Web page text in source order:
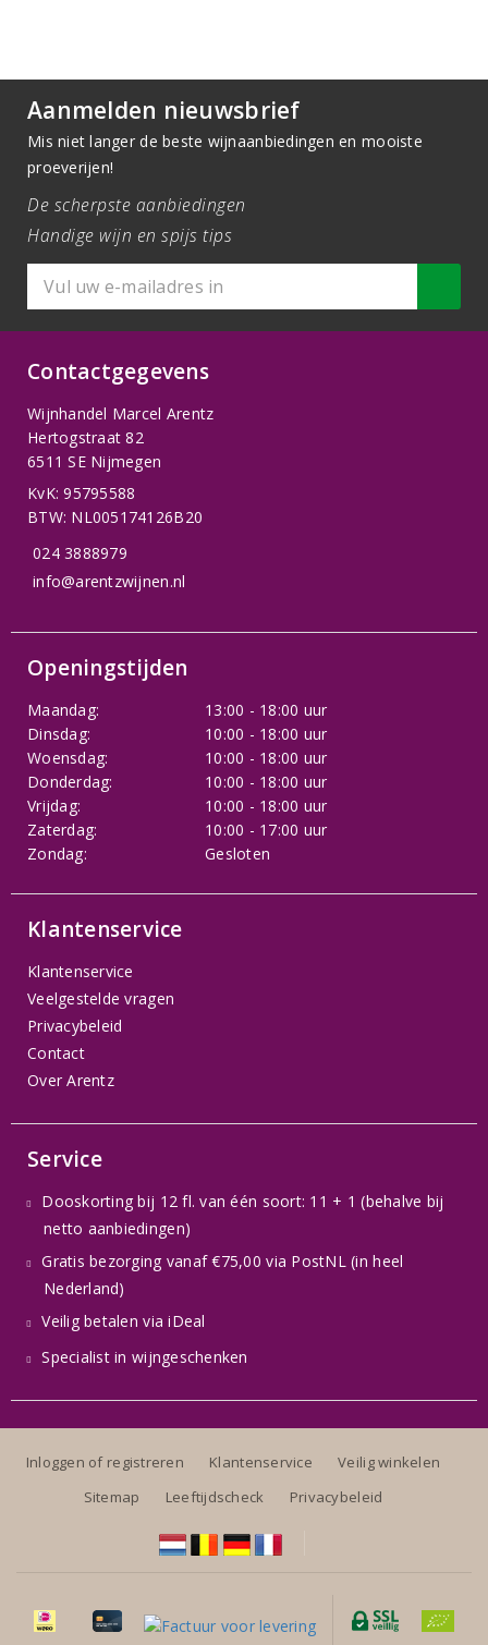
Aanmelden nieuwsbrief
Mis niet langer de beste wijnaanbiedingen en mooiste
proeverijen!
De scherpste aanbiedingen
Handige wijn en spijs tips
Contactgegevens
Wijnhandel Marcel Arentz
Hertogstraat 82
6511 SE Nijmegen
KvK: 95795588
BTW: NL005174126B20
024 3888979
info@arentzwijnen.nl
Openingstijden
Maandag:
13:00 - 18:00 uur
Dinsdag:
10:00 - 18:00 uur
Woensdag:
10:00 - 18:00 uur
Donderdag:
10:00 - 18:00 uur
Vrijdag:
10:00 - 18:00 uur
Zaterdag:
10:00 - 17:00 uur
Zondag:
Gesloten
Klantenservice
Klantenservice
Veelgestelde vragen
Privacybeleid
Contact
Over Arentz
Service
Dooskorting bij 12 fl. van één soort: 11 + 1 (behalve bij
netto aanbiedingen)
Gratis bezorging vanaf €75,00 via PostNL (in heel
Nederland)
Veilig betalen via iDeal
Specialist in wijngeschenken
Inloggen of registreren Klantenservice
Veilig winkelen
Sitemap
Leeftijdscheck Privacybeleid